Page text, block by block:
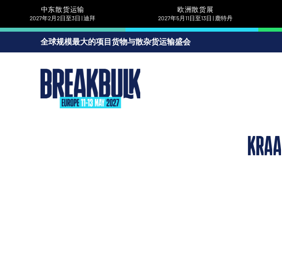
中东散货运输
2027年2月2日至3日 | 迪拜
欧洲散货展
2027年5月11日至13日 | 鹿特丹
全球规模最大的项目货物与散杂货运输盛会